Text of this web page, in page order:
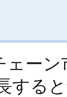
ー
する